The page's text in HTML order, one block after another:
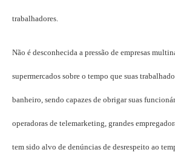
trabalhadores.
Não é desconhecida a pressão de empresas
supermercados sobre o tempo que suas
banheiro, sendo capazes de obrigar suas
operadoras de telemarketing, grandes
tem sido alvo de denúncias de desrespeito ao